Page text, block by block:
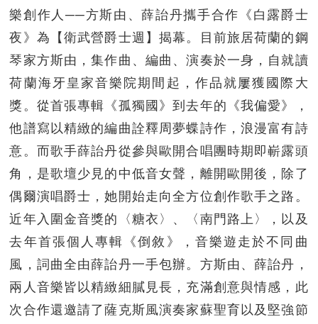
樂創作人──方斯由、薛詒丹攜手合作《白露爵士
夜》為【衛武營爵士週】揭幕。目前旅居荷蘭的鋼
琴家方斯由，集作曲、編曲、演奏於一身，自就讀
荷蘭海牙皇家音樂院期間起，作品就屢獲國際大
獎。從首張專輯《孤獨國》到去年的《我偏愛》，
他譜寫以精緻的編曲詮釋周夢蝶詩作，浪漫富有詩
意。而歌手薛詒丹從參與歐開合唱團時期即嶄露頭
角，是歌壇少見的中低音女聲，離開歐開後，除了
偶爾演唱爵士，她開始走向全方位創作歌手之路。
近年入圍金音獎的〈糖衣〉、〈南門路上〉，以及
去年首張個人專輯《倒敘》，音樂遊走於不同曲
風，詞曲全由薛詒丹一手包辦。方斯由、薛詒丹，
兩人音樂皆以精緻細膩見長，充滿創意與情感，此
次合作還邀請了薩克斯風演奏家蘇聖育以及堅強節